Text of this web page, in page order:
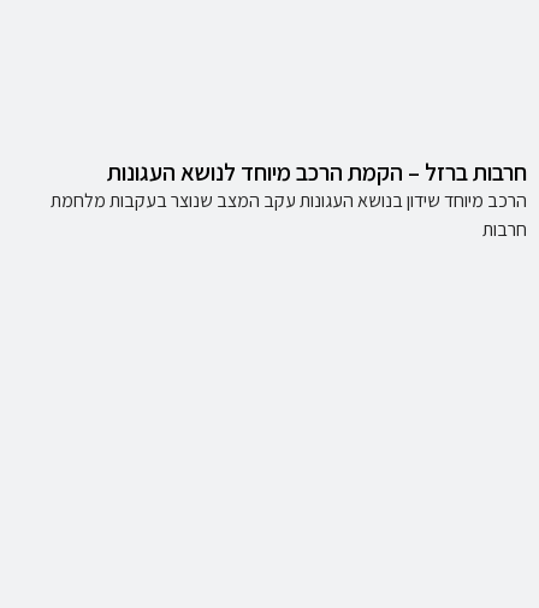
חרבות ברזל – הקמת הרכב מיוחד לנושא העגונות
הרכב מיוחד שידון בנושא העגונות עקב המצב שנוצר בעקבות מלחמת
חרבות